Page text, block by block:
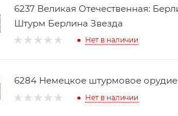
6237 Великая Отечественная:
Штурм Берлина Звезда
Нет в наличии
6284 Немецкое штурмовое орудие
Нет в наличии